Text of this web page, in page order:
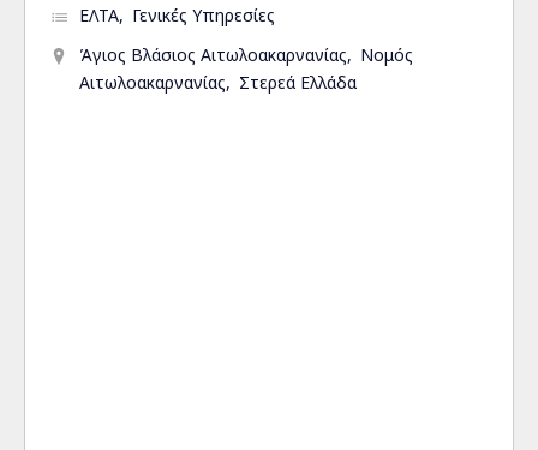
ΕΛΤΑ
Γενικές Υπηρεσίες
Άγιος Βλάσιος Αιτωλοακαρνανίας
Νομός
Αιτωλοακαρνανίας
Στερεά Ελλάδα